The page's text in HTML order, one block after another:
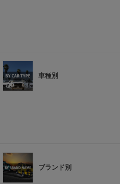
車種別
ブランド別